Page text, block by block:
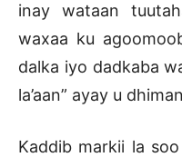
inay wataan
waxaa ku
dalka iyo dadkaba
la’aan” ayay u
Kaddib markii la